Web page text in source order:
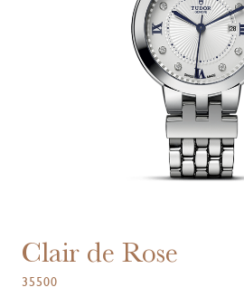
Clair de Rose
35500